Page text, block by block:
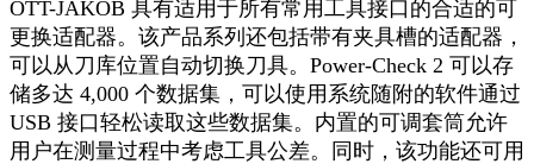
OTT-JAKOB 具有适用于所有常用工具接口的合适的可
更换适配器。该产品系列还包括带有夹具槽的适配器，
可以从刀库位置自动切换刀具。Power-Check 2 可以存
储多达 4,000 个数据集，可以使用系统随附的软件通过
USB 接口轻松读取这些数据集。内置的可调套筒允许
用户在测量过程中考虑工具公差。同时，该功能还可用